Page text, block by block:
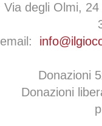
Via degli Olmi,
email:
Donazioni
Donazioni